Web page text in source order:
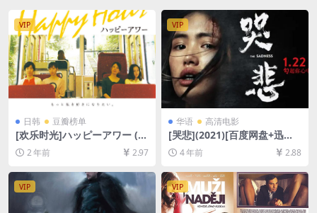
VIP
日韩 豆瓣榜单
[欢乐时光]ハッピーアワー (2
015)[百度网盘+夸克网盘1080
P超清未删减资源][网盘在线播
幕]
2 年前 2.97
VIP
华语 高清电影
[哭悲](2021)[百度网盘+迅雷
云盘资源1080P超清未删减]
[MP4/6.4GB][国语中字]
4 年前 2.88
VIP VIP